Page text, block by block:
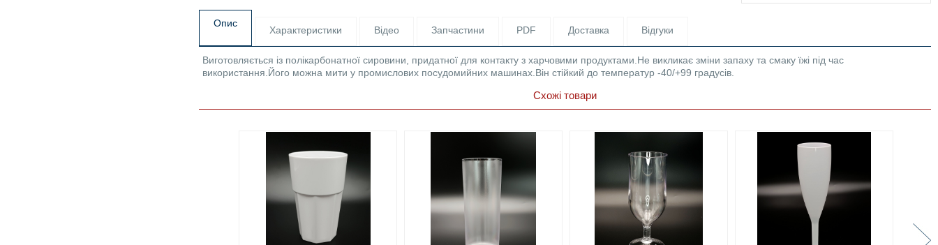
Опис
Характеристики Відео Запчастини PDF Доставка Відгуки
Виготовляється із полікарбонатної сировини, придатної для контакту з харчовими продуктами.Не викликає зміни запаху та смаку їжі під час
використання.Його можна мити у промислових посудомийних машинах.Він стійкий до температур -40/+99 градусів.
Схожі товари